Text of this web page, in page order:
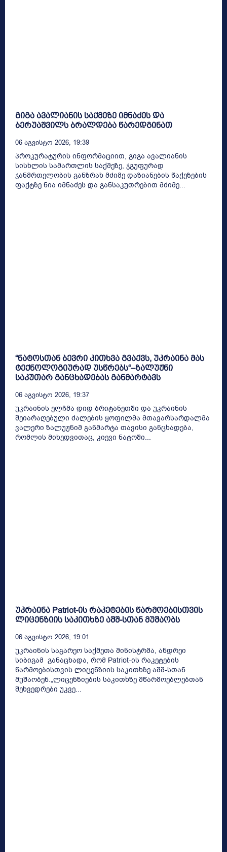
გიგა ავალიანის საქმეზე იმნაძეს და
ბერუაშვილს ბრალდება წარედგინათ
06 Აგვისტო 2026, 19:39
პროკურატურის ინფორმაციით, გიგა ავალიანის
სისხლის სამართლის საქმეზე, ჯგუფურად
ჯანმრთელობის განზრახ მძიმე დაზიანების წაქეზების
ფაქტზე ნია იმნაძეს და განსაკუთრებით მძიმე...
“ნატოსთან ბევრი კითხვა გვაქვს, უკრაინა მას
ტექნოლოგიურად უსწრებს“–ზალუჟნი
საკუთარ განცხადებას განმარტავს
06 Აგვისტო 2026, 19:37
უკრაინის ელჩმა დიდ ბრიტანეთში და უკრაინის
შეიარაღებული ძალების ყოფილმა მთავარსარდალმა
ვალერი ზალუჟნიმ განმარტა თავისი განცხადება,
რომლის მიხედვითაც, კიევი ნატოში...
უკრაინა Patriot-ის რაკეტების წარმოებისთვის
ლიცენზიის საკითხზე აშშ-სთან მუშაობს
06 Აგვისტო 2026, 19:01
უკრაინის საგარეო საქმეთა მინისტრმა, ანდრეი
სიბიგამ განაცხადა, რომ Patriot-ის რაკეტების
წარმოებისთვის ლიცენზიის საკითხზე აშშ-სთან
მუშაობენ.„ლიცენზიების საკითხზე მწარმოებლებთან
შეხვედრები უკვე...